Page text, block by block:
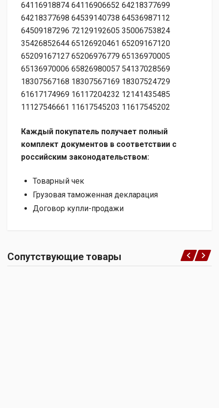
64116918874 64116906652 64218377699
64218377698 64539140738 64536987112
64509187296 72129192605 35006753824
35426852644 65126920461 65209167120
65209167127 65206976779 65136970005
65136970006 65826980057 54137028569
18307567168 18307567169 18307524729
61617174969 16117204232 12141435485
11127546661 11617545203 11617545202
Каждый покупатель получает полный
комплект документов в соответствии с
российским законодательством:
Товарный чек
Грузовая таможенная декларация
Договор купли-продажи
Сопутствующие товары